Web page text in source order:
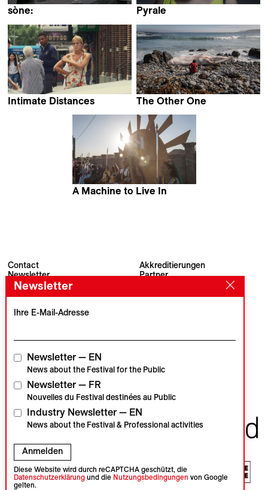
sòne:
Pyrale
Intimate Distances
The Other One
A Machine to Live In
Contact
Newsletter
Archiv
Akkreditierungen
Partner
Visions du Réel
Place du Marché 2
CH–1260 Nyon
#VisionsduReel
Hauptpartner Medienpartner
Institutionelle Partner
Newsletter
Ihre E-Mail-Adresse
Newsletter — EN
News about the Festival for the Public
Newsletter — FR
Nouvelles du Festival destinées au Public
Industry Newsletter — EN
News about the Festival & Professional activities
Anmelden
Diese Website wird durch reCAPTCHA geschützt, die
Datenschutzerklärung und die Nutzungsbedingungen von Google
gelten.